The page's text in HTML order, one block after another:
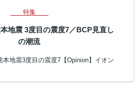
特集
地震 3度目の震度7／BCP見直し
の潮流
本地震3度目の震度7【Opinion】イオン